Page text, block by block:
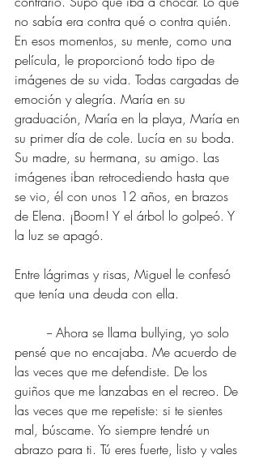
no sabía era contra qué o contra quién.
En esos momentos, su mente, como una
película, le proporcionó todo tipo de
imágenes de su vida. Todas cargadas de
emoción y alegría. María en su
graduación, María en la playa, María en
su primer día de cole. Lucía en su boda.
Su madre, su hermana, su amigo. Las
imágenes iban retrocediendo hasta que
se vio, él con unos 12 años, en brazos
de Elena. ¡Boom! Y el árbol lo golpeó. Y
la luz se apagó.
Entre lágrimas y risas, Miguel le confesó
que tenía una deuda con ella.
pensé que no encajaba. Me acuerdo de
las veces que me defendiste. De los
guiños que me lanzabas en el recreo. De
las veces que me repetiste: si te sientes
mal, búscame. Yo siempre tendré un
abrazo para ti. Tú eres fuerte, listo y vales